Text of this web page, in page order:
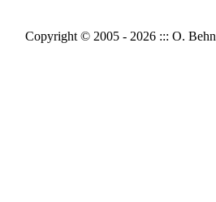
Copyright © 2005 - 2026 ::: O.